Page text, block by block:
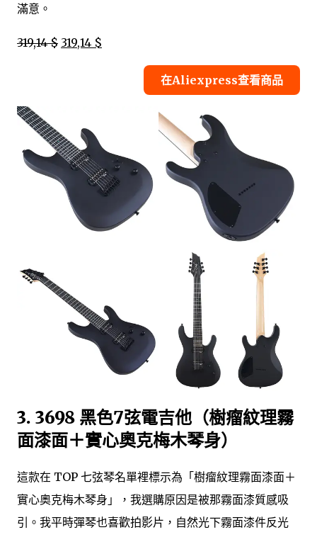
滿意。
319,14 $ 319,14 $
在Aliexpress查看商品
3. 3698 黑色7弦電吉他（樹瘤紋理霧
面漆面＋實心奧克梅木琴身）
這款在 TOP 七弦琴名單裡標示為「樹瘤紋理霧面漆面＋
實心奧克梅木琴身」，我選購原因是被那霧面漆質感吸
引。我平時彈琴也喜歡拍影片，自然光下霧面漆件反光